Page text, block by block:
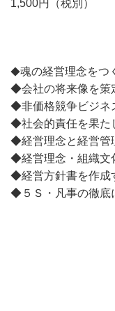
1,500円（税別）
◆魂の経営理念をつ
◆会社の将来像を策
◆非価格競争ビジネ
◆社会的責任を果た
◆経営理念と経営管
◆経営理念・組織文
◆経営方針書を作成
◆５Ｓ・凡事の徹底